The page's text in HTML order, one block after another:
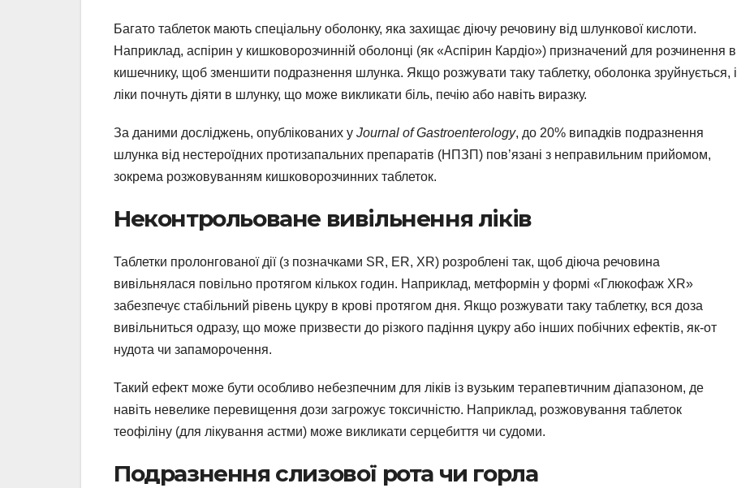
Багато таблеток мають спеціальну оболонку, яка захищає діючу речовину від шлункової кислоти.
Наприклад, аспірин у кишковорозчинній оболонці (як «Аспірин Кардіо») призначений для розчинення в
кишечнику, щоб зменшити подразнення шлунка. Якщо розжувати таку таблетку, оболонка зруйнується, і
ліки почнуть діяти в шлунку, що може викликати біль, печію або навіть виразку.
За даними досліджень, опублікованих у Journal of Gastroenterology, до 20% випадків подразнення
шлунка від нестероїдних протизапальних препаратів (НПЗП) пов’язані з неправильним прийомом,
зокрема розжовуванням кишковорозчинних таблеток.
Неконтрольоване вивільнення ліків
Таблетки пролонгованої дії (з позначками SR, ER, XR) розроблені так, щоб діюча речовина
вивільнялася повільно протягом кількох годин. Наприклад, метформін у формі «Глюкофаж XR»
забезпечує стабільний рівень цукру в крові протягом дня. Якщо розжувати таку таблетку, вся доза
вивільниться одразу, що може призвести до різкого падіння цукру або інших побічних ефектів, як-от
нудота чи запаморочення.
Такий ефект може бути особливо небезпечним для ліків із вузьким терапевтичним діапазоном, де
навіть невелике перевищення дози загрожує токсичністю. Наприклад, розжовування таблеток
теофіліну (для лікування астми) може викликати серцебиття чи судоми.
Подразнення слизової рота чи горла